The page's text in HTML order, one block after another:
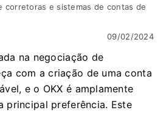
corretoras e sistemas de contas de
09/02/2024
na negociação de
com a criação de uma conta
e o OKX é amplamente
principal preferência. Este